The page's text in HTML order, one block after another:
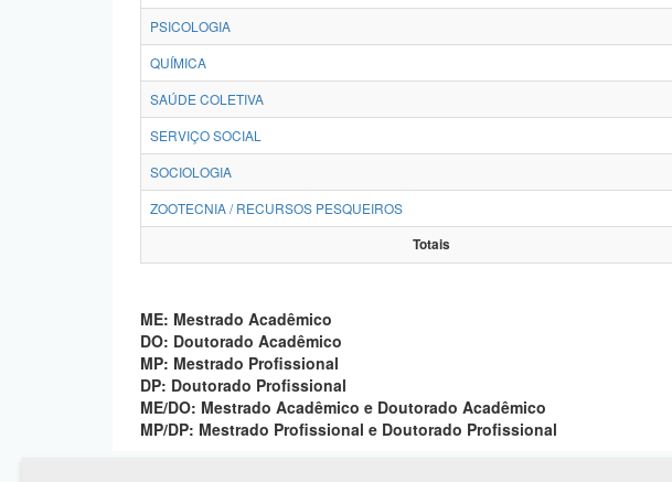
PSICOLOGIA
QUÍMICA
SAÚDE COLETIVA
SERVIÇO SOCIAL
SOCIOLOGIA
ZOOTECNIA / RECURSOS PESQUEIROS
Totais
ME: Mestrado Acadêmico
DO: Doutorado Acadêmico
MP: Mestrado Profissional
DP: Doutorado Profissional
ME/DO: Mestrado Acadêmico e Doutorado Acadêmico
MP/DP: Mestrado Profissional e Doutorado Profissional